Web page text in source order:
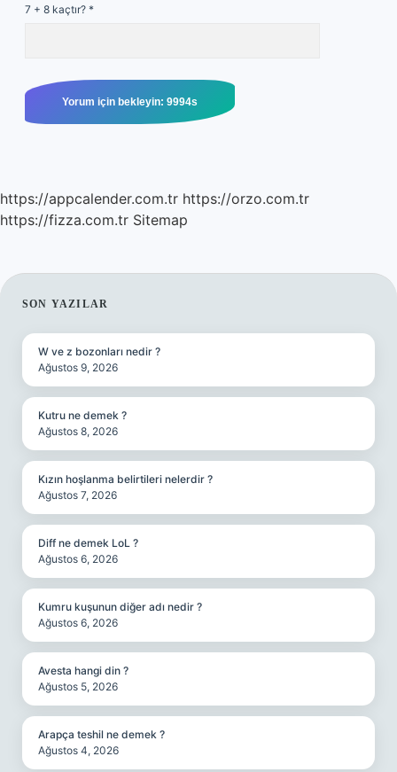
7 + 8 kaçtır? *
https://appcalender.com.tr https://orzo.com.tr
https://fizza.com.tr Sitemap
SIDEBAR
SON YAZILAR
W ve z bozonları nedir ?
Ağustos 9, 2026
Kutru ne demek ?
Ağustos 8, 2026
Kızın hoşlanma belirtileri nelerdir ?
Ağustos 7, 2026
Diff ne demek LoL ?
Ağustos 6, 2026
Kumru kuşunun diğer adı nedir ?
Ağustos 6, 2026
Avesta hangi din ?
Ağustos 5, 2026
Arapça teshil ne demek ?
Ağustos 4, 2026